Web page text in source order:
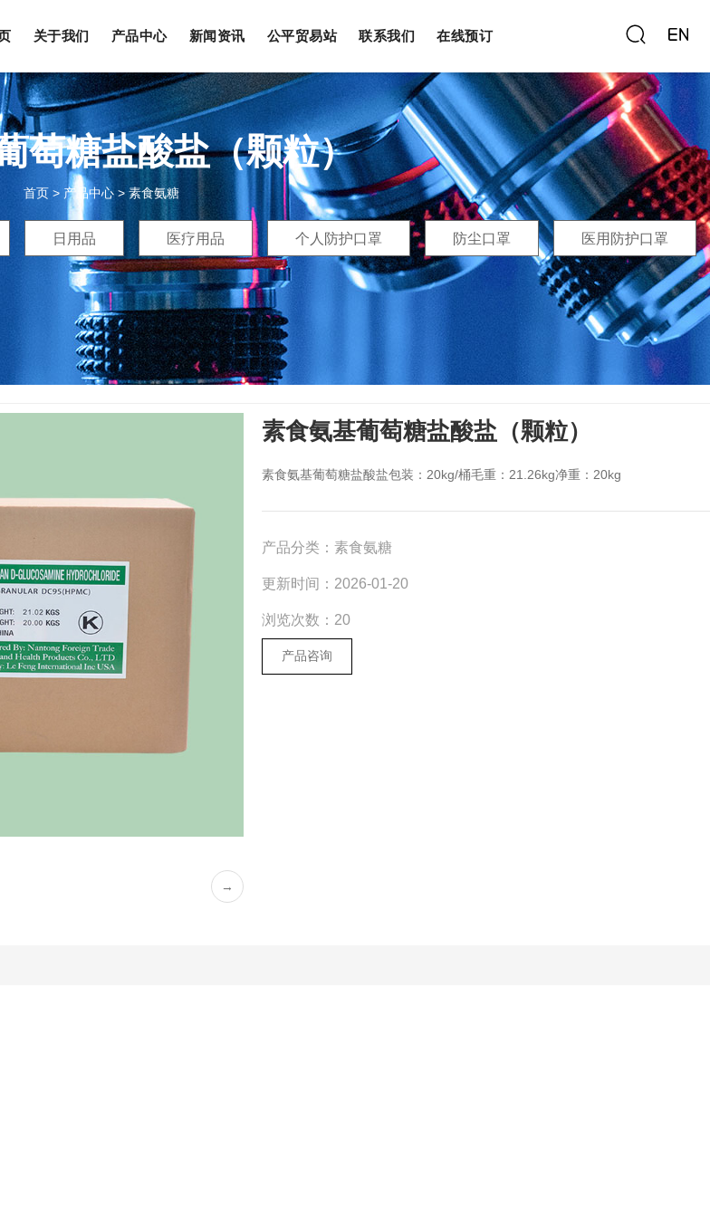
关于我们 产品中心 新闻资讯 公平贸易站 联系我们 在线预订
萄糖盐酸盐（颗粒）
首页 > 产品中心 >素食氨糖
日用品 医疗用品 个人防护口罩 防尘口罩 医用防护口罩
→
素食氨基葡萄糖盐酸盐（颗粒）
素食氨基葡萄糖盐酸盐包装：20kg/桶毛重：21.26kg净重：20kg
产品分类： 素食氨糖
更新时间： 2026-01-20
浏览次数： 20
产品咨询